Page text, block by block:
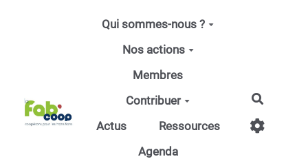
Aller au contenu principal
Qui sommes-nous ?
Nos actions
Membres
Contribuer
Actus
Ressources
Agenda